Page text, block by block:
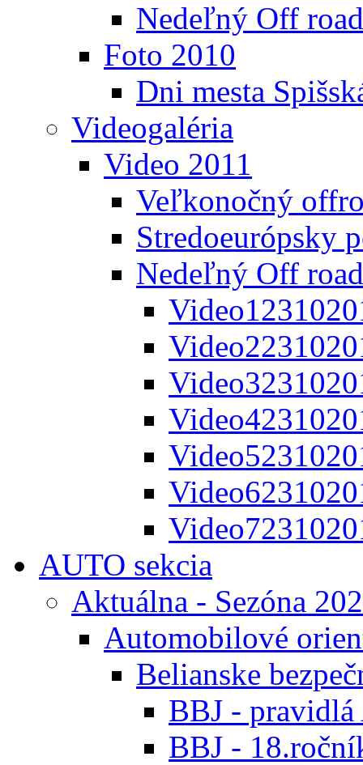
Nedeľný Off
Foto 2010
Dni mesta
Videogaléria
Video 2011
Veľkonočný
Stredoeurópsky
Nedeľný Off
AUTO sekcia
Aktuálna - Sezóna
Automobilové
Belianske
BBJ - pravidlá
BBJ -